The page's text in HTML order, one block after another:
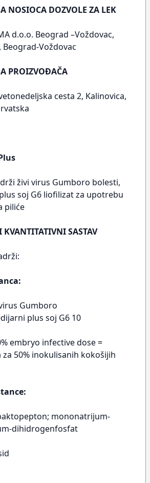
NOSIOCA DOZVOLE ZA LEK
d.o.o. Beograd –Voždovac,
Beograd-Voždovac
PROIZVOĐAČA
cesta 2, Kalinovica,
živi virus Gumboro bolesti,
soj G6 liofilizat za upotrebu
piliće
SASTAV
Gumboro
plus soj G6 10
embryo infective dose =
50% inokulisanih kokošijih
mononatrijum-
dihidrogenfosfat